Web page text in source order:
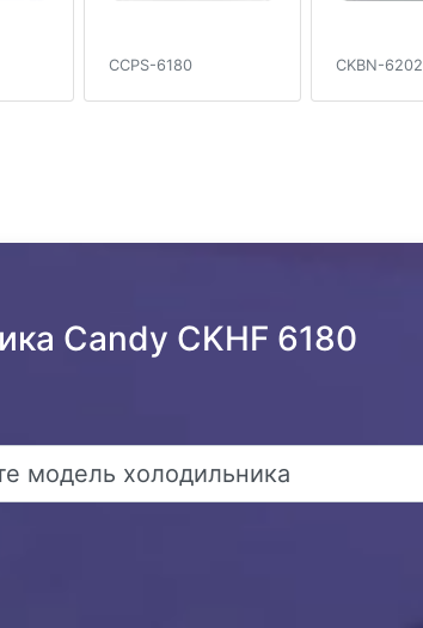
CCPS-6180 CKBN-6202
Candy CKHF 6180